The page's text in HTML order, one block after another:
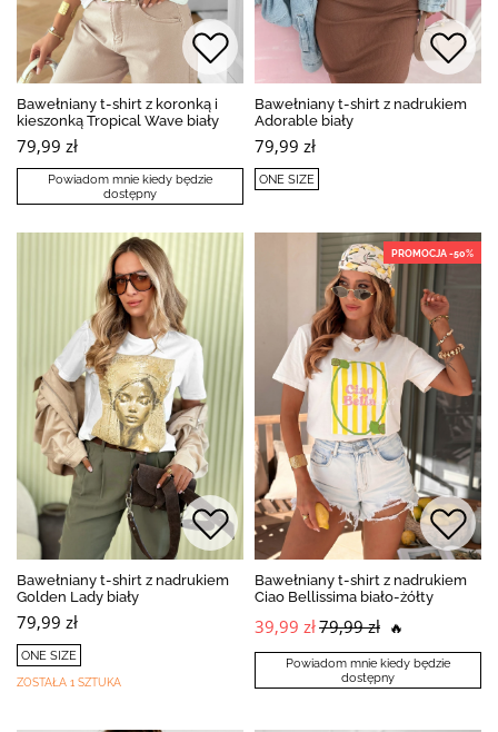
Bawełniany t-shirt z koronką i
kieszonką Tropical Wave biały
79,99 zł
Powiadom mnie kiedy będzie
dostępny
Bawełniany t-shirt z nadrukiem
Adorable biały
79,99 zł
ONE SIZE
Bawełniany t-shirt z nadrukiem
Golden Lady biały
79,99 zł
ONE SIZE
ZOSTAŁA 1 SZTUKA
PROMOCJA -50%
Bawełniany t-shirt z nadrukiem
Ciao Bellissima biało-żółty
39,99 zł79,99 zł 🔥
Powiadom mnie kiedy będzie
dostępny